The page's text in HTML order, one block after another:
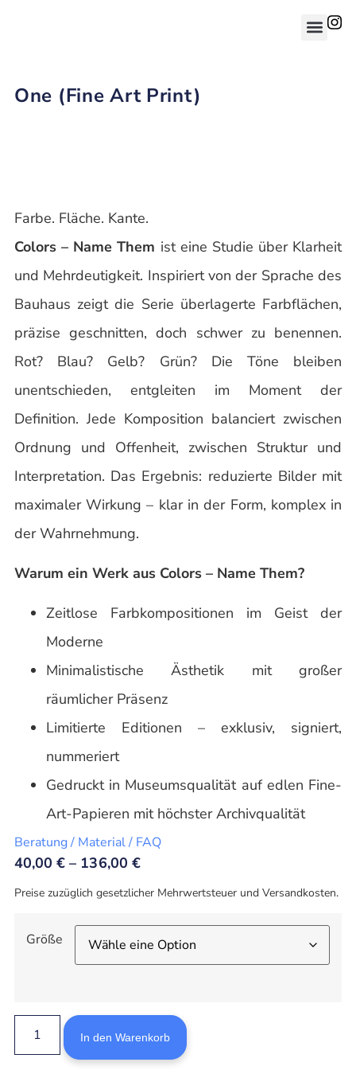
One (Fine Art Print)
Farbe. Fläche. Kante.
Colors – Name Them ist eine Studie über Klarheit
und Mehrdeutigkeit. Inspiriert von der Sprache des
Bauhaus zeigt die Serie überlagerte Farbflächen,
präzise geschnitten, doch schwer zu benennen.
Rot? Blau? Gelb? Grün? Die Töne bleiben
unentschieden, entgleiten im Moment der
Definition. Jede Komposition balanciert zwischen
Ordnung und Offenheit, zwischen Struktur und
Interpretation. Das Ergebnis: reduzierte Bilder mit
maximaler Wirkung – klar in der Form, komplex in
der Wahrnehmung.
Warum ein Werk aus Colors – Name Them?
Zeitlose Farbkompositionen im Geist der
Moderne
Minimalistische Ästhetik mit großer
räumlicher Präsenz
Limitierte Editionen – exklusiv, signiert,
nummeriert
Gedruckt in Museumsqualität auf edlen Fine-
Art-Papieren mit höchster Archivqualität
Beratung / Material / FAQ
40,00€ – 136,00 €
Preise zuzüglich gesetzlicher Mehrwertsteuer und Versandkosten.
Größe
In den Warenkorb